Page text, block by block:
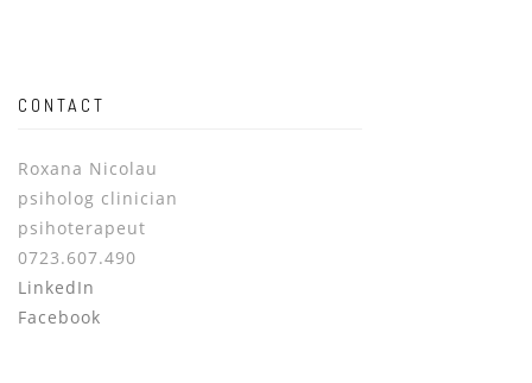
CONTACT
Roxana Nicolau
psiholog clinician
psihoterapeut
0723.607.490
LinkedIn
Facebook